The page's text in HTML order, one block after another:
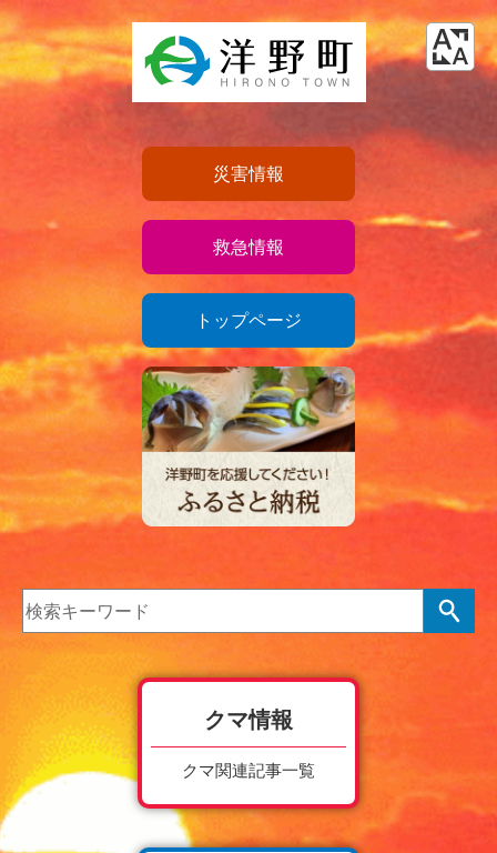
災害情報
救急情報
トップページ
クマ情報
クマ関連記事一覧